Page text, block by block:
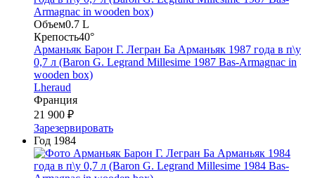
Объем0.7 L
Крепость40°
Арманьяк Барон Г. Легран Ба Арманьяк 1987 года в п\у
0,7 л (Baron G. Legrand Millesime 1987 Bas-Armagnac in
wooden box)
Lheraud
Франция
21 900 ₽
Зарезервировать
Год 1984